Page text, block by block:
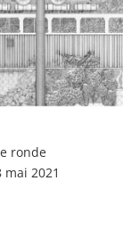
ronde
2021